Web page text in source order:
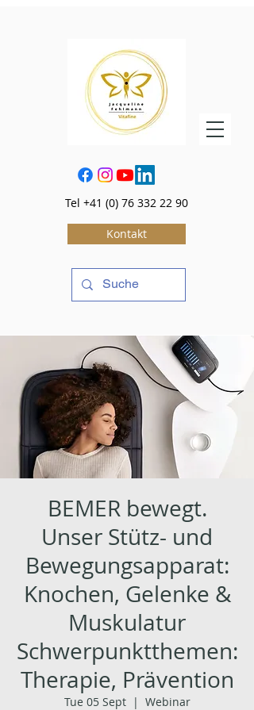
Tel +41 (0) 76 332 22 90
Kontakt
BEMER bewegt.
Unser Stütz- und
Bewegungsapparat:
Knochen, Gelenke &
Muskulatur
Schwerpunktthemen:
Therapie, Prävention
Tue 05 Sept
  |
Webinar